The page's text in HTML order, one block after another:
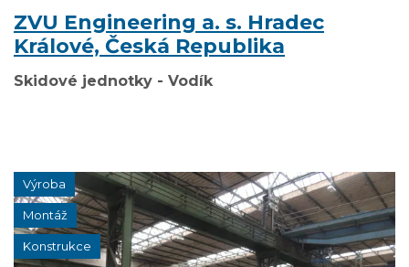
ZVU Engineering a. s. Hradec
Králové, Česká Republika
Skidové jednotky - Vodík
Výroba
Montáž
Konstrukce